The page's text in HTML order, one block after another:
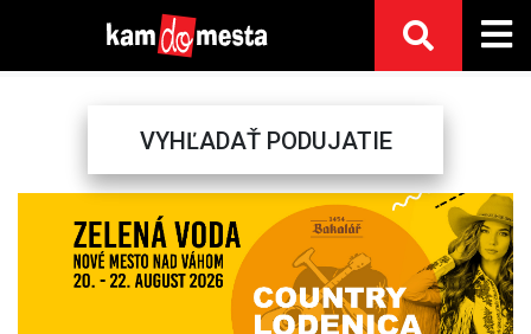
VYHĽADAŤ PODUJATIE
Next